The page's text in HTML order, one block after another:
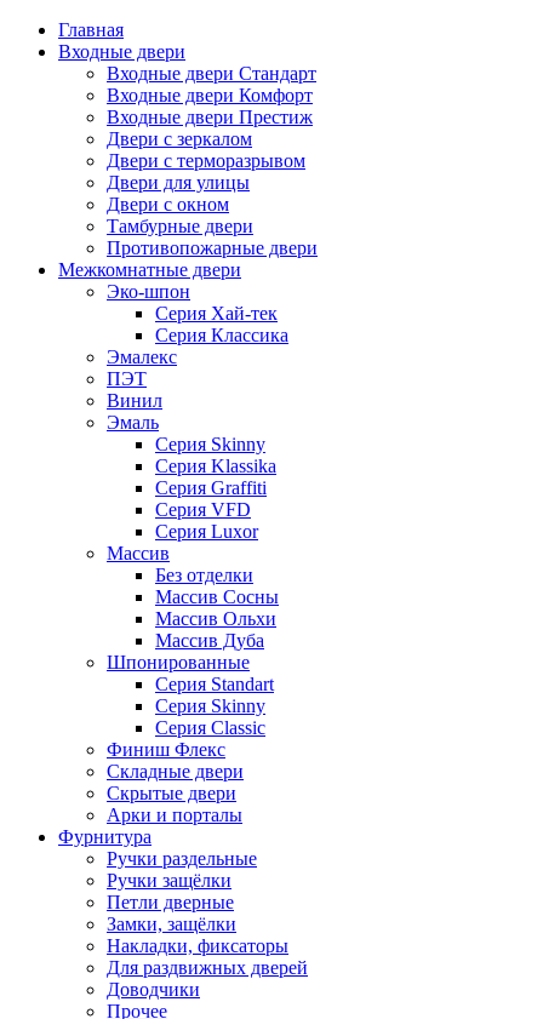
Главная
Входные двери
Входные двери Стандарт
Входные двери Комфорт
Входные двери Престиж
Двери с зеркалом
Двери с терморазрывом
Двери для улицы
Двери с окном
Тамбурные двери
Противопожарные двери
Межкомнатные двери
Эко-шпон
Серия Хай-тек
Серия Классика
Эмалекс
ПЭТ
Винил
Эмаль
Серия Skinny
Серия Klassika
Серия Graffiti
Серия VFD
Серия Luxor
Массив
Без отделки
Массив Сосны
Массив Ольхи
Массив Дуба
Шпонированные
Серия Standart
Серия Skinny
Серия Classic
Финиш Флекс
Складные двери
Скрытые двери
Арки и порталы
Фурнитура
Ручки раздельные
Ручки защёлки
Петли дверные
Замки, защёлки
Накладки, фиксаторы
Для раздвижных дверей
Доводчики
Прочее